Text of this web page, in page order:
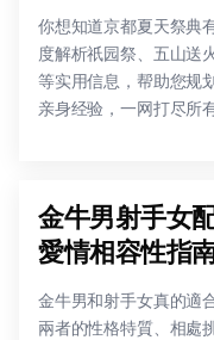
你想知道京都夏天祭典
度解析祇园祭、五山送
等实用信息，帮助您规
亲身经验，一网打尽所
金牛男射手女
愛情相容性指
金牛男和射手女真的適
兩者的性格特質、相處